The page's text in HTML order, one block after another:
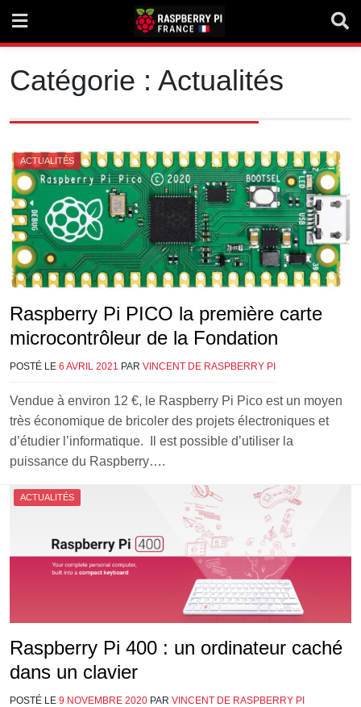
content
Catégorie : Actualités
ACTUALITÉS
Raspberry Pi PICO la première carte
microcontrôleur de la Fondation
POSTÉ LE 6 AVRIL 2021 PAR VINCENT DE RASPBERRY PI
Vendue à environ 12 €, le Raspberry Pi Pico est un moyen
très économique de bricoler des projets électroniques et
d’étudier l’informatique. Il est possible d’utiliser la
puissance du Raspberry….
ACTUALITÉS
Raspberry Pi 400 : un ordinateur caché
dans un clavier
POSTÉ LE 9 NOVEMBRE 2020 PAR VINCENT DE RASPBERRY PI